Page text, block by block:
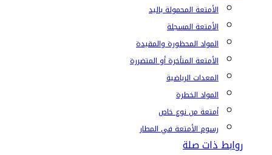
الأمتعة المحمولة باليد
الأمتعة المسجلة
المواد المحظورة والمقيدة
الأمتعة المتأخرة أو المتضررة
المعدات الرياضية
المواد الخطرة
أمتعة من نوع خاص
رسوم الأمتعة في المطار
روابط ذات صلة